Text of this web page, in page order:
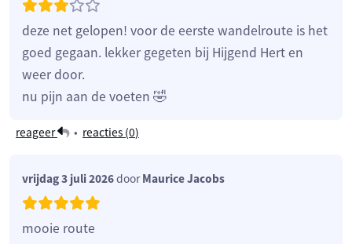
deze net gelopen! voor de eerste wandelroute is het
goed gegaan. lekker gegeten bij Hijgend Hert en
weer door.
nu pijn aan de voeten 🤣
reageer • reacties (0)
vrijdag 3 juli 2026doorMaurice Jacobs
mooie route